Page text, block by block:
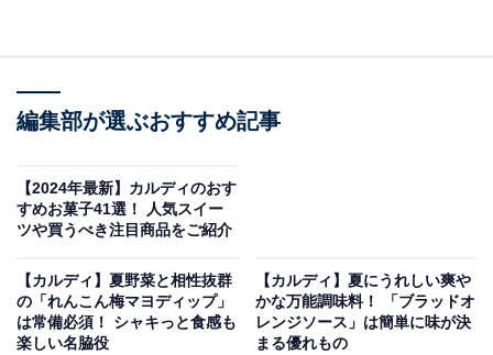
タイソース、チリパウダーの3つです。これに具材を加
編集部が選ぶおすすめ記事
【2024年最新】カルディのおす
すめお菓子41選！ 人気スイー
ツや買うべき注目商品をご紹介
【カルディ】夏野菜と相性抜群
の「れんこん梅マヨディップ」
は常備必須！ シャキっと食感も
楽しい名脇役
【カルディ】夏にうれしい爽や
かな万能調味料！ 「ブラッドオ
レンジソース」は簡単に味が決
まる優れもの